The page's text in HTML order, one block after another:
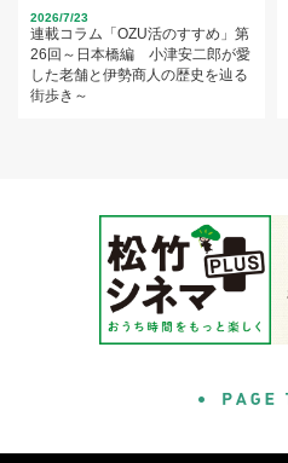
2026/7/23
連載コラム「OZU活のすすめ」第
26回～日本橋編 小津安二郎が愛
した老舗と伊勢商人の歴史を辿る
街歩き～